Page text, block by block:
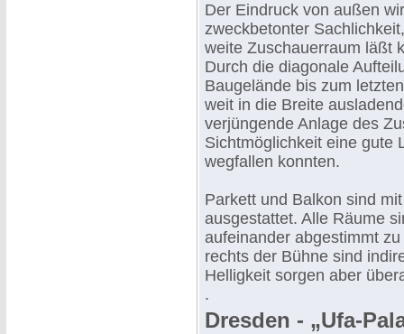
Der Eindruck von außen
zweckbetonter
weite Zuschauerraum läßt
Durch die diagonale
Baugelände bis zum
weit in die Breite
verjüngende Anlage des
Sichtmöglichkeit eine gute
wegfallen konnten.
Parkett und Balkon sind
ausgestattet. Alle Räume
aufeinander abgestimmt
rechts der Bühne sind
Helligkeit sorgen aber
.
Dresden - „Ufa-